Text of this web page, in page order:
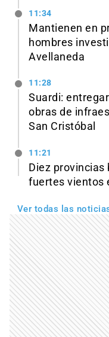
11:34
Mantienen en
hombres
Avellaneda
11:28
Suardi:
obras de
San Cristóbal
11:21
Diez
fuertes vientos
Ver todas las